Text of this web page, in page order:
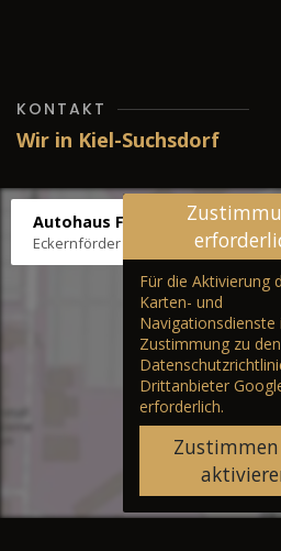
KONTAKT
Wir in Kiel-Suchsdorf
Autohaus Fräter
Eckernförder Str. /Klausbrooker Weg
Für die Aktivierung
Karten- und
Navigationsdienste
Zustimmung zu den
Drittanbieter
erforderlich.